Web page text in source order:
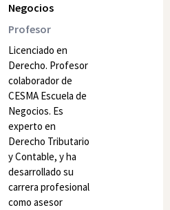
Negocios
Profesor
Licenciado en
Derecho. Profesor
colaborador de
CESMA Escuela de
Negocios. Es
experto en
Derecho Tributario
y Contable, y ha
desarrollado su
carrera profesional
como asesor